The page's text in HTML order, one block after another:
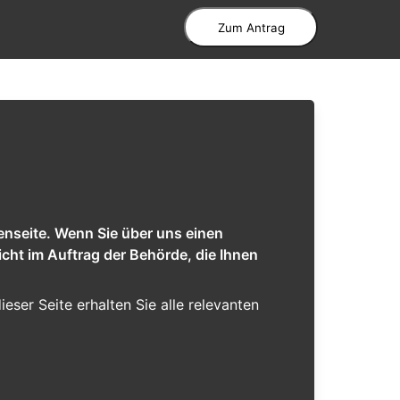
Zum Antrag
Wenn Sie über uns einen
im Auftrag der Behörde, die Ihnen
Seite erhalten Sie alle relevanten